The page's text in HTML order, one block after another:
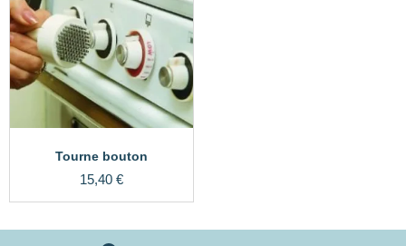
Tourne bouton
15,40 €